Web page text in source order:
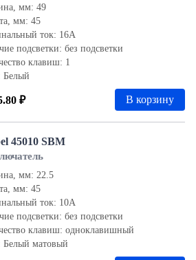
мм: 49
мм: 45
ток: 16А
подсветки: без подсветки
клавиш: 1
Белый
₽ В корзину
45010 SBM
мм: 22.5
мм: 45
ток: 10А
подсветки: без подсветки
клавиш: одноклавишный
Белый матовый